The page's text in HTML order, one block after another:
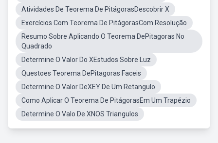
Atividades De Teorema De PitágorasDescobrir X
Exercícios Com Teorema De PitágorasCom Resolução
Resumo Sobre Aplicando O Teorema DePitagoras No
Quadrado
Determine O Valor Do XEstudos Sobre Luz
Questoes Teorema DePitagoras Faceis
Determine O Valor DeXEY De Um Retangulo
Como Aplicar O Teorema De PitágorasEm Um Trapézio
Determine O Valo De XNOS Triangulos